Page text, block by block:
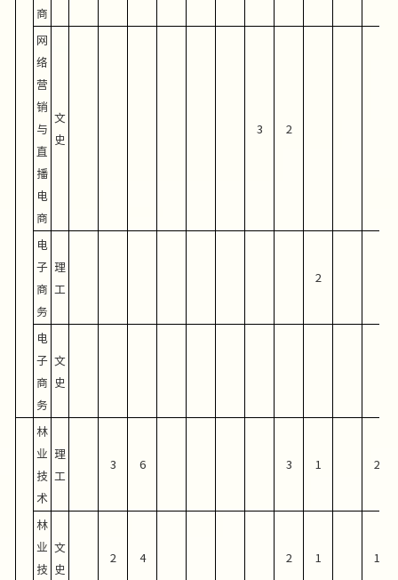
商
网
络
营
销
与
直
播
电
商
文
史
3 2
电
子
商
务
理
工
2
电
子
商
务
文
史
林
业
技
术
理
工
3 6 3 1 2
林
业
技
文
史
2 4 2 1 1